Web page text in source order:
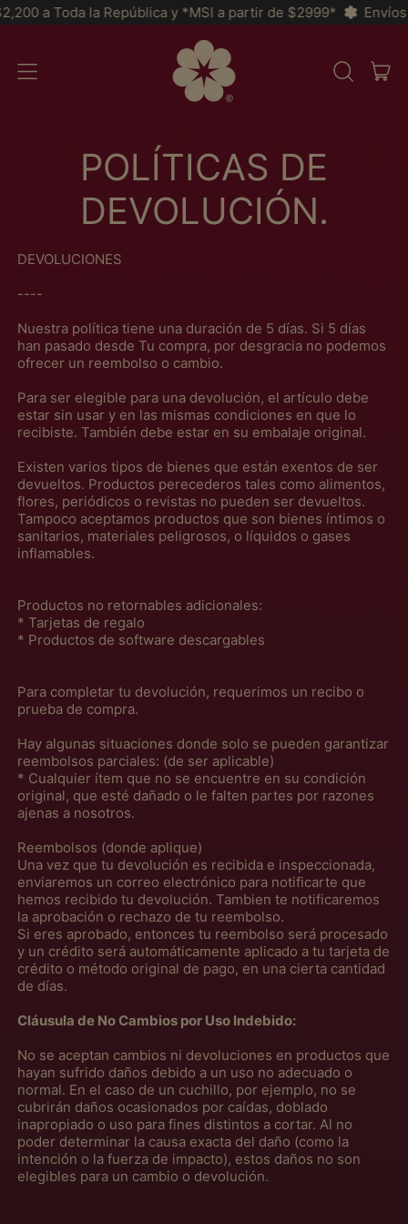
Toda la República y *MSI a partir de $2999* Envíos
MENU
BUSCAR
POLÍTICAS DE
DEVOLUCIÓN.
DEVOLUCIONES
----
Nuestra política tiene una duración de 5 días. Si 5 días
han pasado desde Tu compra, por desgracia no podemos
ofrecer un reembolso o cambio.
Para ser elegible para una devolución, el artículo debe
estar sin usar y en las mismas condiciones en que lo
recibiste. También debe estar en su embalaje original.
Existen varios tipos de bienes que están exentos de ser
devueltos. Productos perecederos tales como alimentos,
flores, periódicos o revistas no pueden ser devueltos.
Tampoco aceptamos productos que son bienes íntimos o
sanitarios, materiales peligrosos, o líquidos o gases
inflamables.
Productos no retornables adicionales:
* Tarjetas de regalo
* Productos de software descargables
Para completar tu devolución, requerimos un recibo o
prueba de compra.
Hay algunas situaciones donde solo se pueden garantizar
reembolsos parciales: (de ser aplicable)
* Cualquier ítem que no se encuentre en su condición
original, que esté dañado o le falten partes por razones
ajenas a nosotros.
Reembolsos (donde aplique)
Una vez que tu devolución es recibida e inspeccionada,
enviaremos un correo electrónico para notificarte que
hemos recibido tu devolución. Tambien te notificaremos
la aprobación o rechazo de tu reembolso.
Si eres aprobado, entonces tu reembolso será procesado
y un crédito será automáticamente aplicado a tu tarjeta de
crédito o método original de pago, en una cierta cantidad
de días.
Cláusula de No Cambios por Uso Indebido:
No se aceptan cambios ni devoluciones en productos que
hayan sufrido daños debido a un uso no adecuado o
normal. En el caso de un cuchillo, por ejemplo, no se
cubrirán daños ocasionados por caídas, doblado
inapropiado o uso para fines distintos a cortar. Al no
poder determinar la causa exacta del daño (como la
intención o la fuerza de impacto), estos daños no son
elegibles para un cambio o devolución.
Afeganistão (MXN $)